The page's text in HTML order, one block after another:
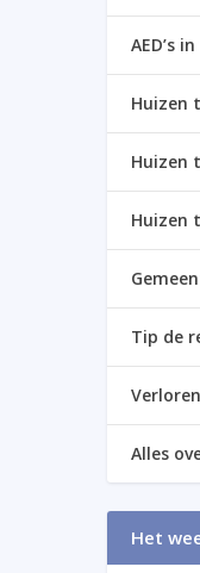
AED’s
Huizen
Huizen
Huizen
Tip de
Alles
Het